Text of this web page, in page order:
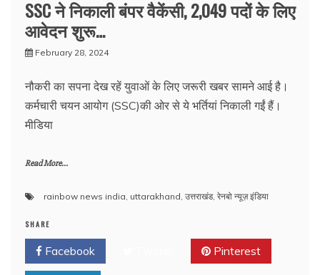
SSC ने निकाली बंपर वैकेंसी, 2,049 पदों के लिए
आवेदन शुरू…
February 28, 2024
नौकरी का सपना देख रहें युवाओं के लिए जरूरी खबर सामने आई है।
कर्मचारी चयन आयोग (SSC)की ओर से ये भर्तियां निकाली गईं हैं।
मीडिया
Read More...
rainbow news india, uttarakhand, उत्तराखंड, रेनबो न्यूज़ इंडिया
SHARE
Facebook Pinterest